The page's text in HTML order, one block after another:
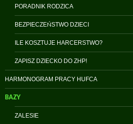
PORADNIK RODZICA
BEZPIECZEŃSTWO DZIECI
ILE KOSZTUJE HARCERSTWO?
ZAPISZ DZIECKO DO ZHP!
HARMONOGRAM PRACY HUFCA
BAZY
ZALESIE